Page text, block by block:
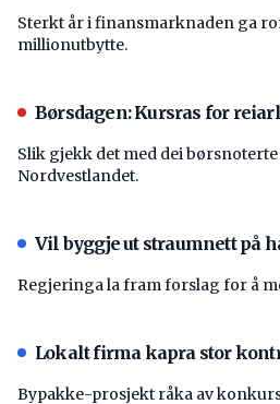
Sterkt år i finansmarknaden ga
millionutbytte.
Børsdagen: Kursras for
Slik gjekk det med dei børsnoterte
Nordvestlandet.
Vil byggje ut straumnett på
Regjeringa la fram forslag for å
Lokalt firma kapra stor
Bypakke-prosjekt råka av